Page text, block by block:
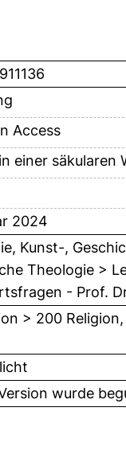
Access
einer säkularen
2024
Kunst-,
Theologie >
- Prof.
> 200
wurde